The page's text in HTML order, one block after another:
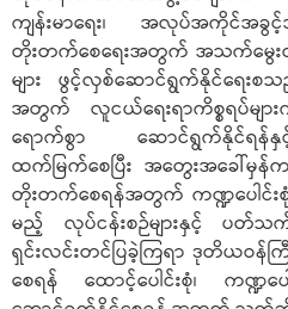
ကျန်းမာရေး၊ အလုပ်အကိုင်အခွင့်
တိုးတက်စေရေးအတွက် အသက်မွေးဝ
များ ဖွင့်လှစ်ဆောင်ရွက်နိုင်ရေ
အတွက် လူငယ်ရေးရာကိစ္စရပ်မ
ရောက်စွာ ဆောင်ရွက်နိုင်ရန်နှ
ထက်မြက်စေပြီး အတွေးအခေါ်မှန်
တိုးတက်စေရန်အတွက် ကဏ္ဍပေါင်
မည့် လုပ်ငန်းစဉ်များနှင့် ပတ်သ
ရှင်းလင်းတင်ပြခဲ့ကြရာ ဒုတိယဝန်
စေရန် ထောင့်ပေါင်းစုံ၊ ကဏ္ဍ